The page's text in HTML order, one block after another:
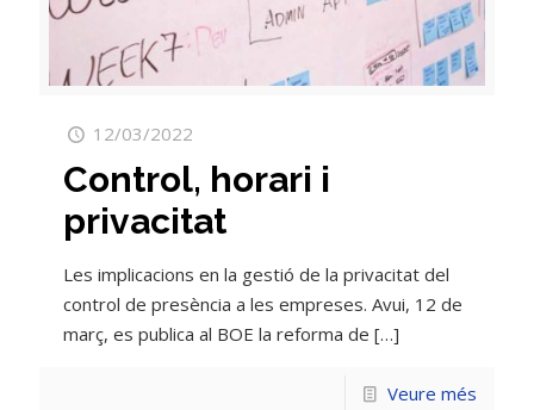
12/03/2022
Control, horari i
privacitat
Les implicacions en la gestió de la privacitat del
control de presència a les empreses. Avui, 12 de
març, es publica al BOE la reforma de […]
Veure més